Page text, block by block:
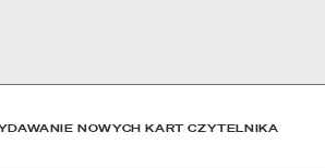
- Aktualności -
NOWYCH KART CZYTELNIKA